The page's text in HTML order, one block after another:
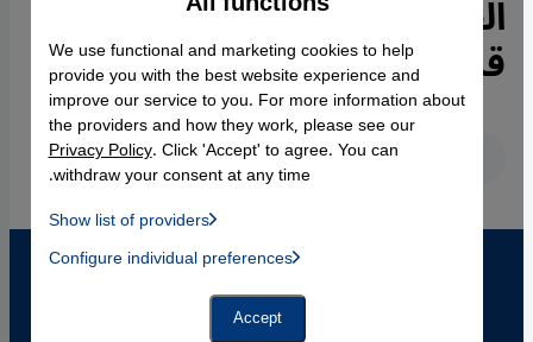
الفنانة مرجان ساترابي....زهرة
قديمة وأرض جديدة
English عربي
We use functional and marketing cookies to help
provide you with the best website experience and
improve our service to you. For more information about
the providers and how they work, please see our
Privacy Policy. Click 'Accept' to agree. You can
withdraw your consent at any time.
Show list of providers
Instagram Embed, Twitter Embed, Youtube Embed
Facebook Embed / Facebook Connect
Configure individual preferences
Accept